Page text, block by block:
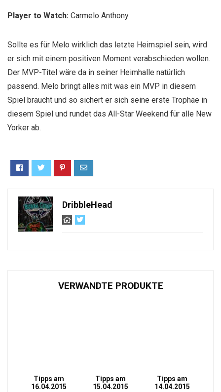
Player to Watch: Carmelo Anthony
Sollte es für Melo wirklich das letzte Heimspiel sein, wird
er sich mit einem positiven Moment verabschieden wollen.
Der MVP-Titel wäre da in seiner Heimhalle natürlich
passend. Melo bringt alles mit was ein MVP in diesem
Spiel braucht und so sichert er sich seine erste Trophäe in
diesem Spiel und rundet das All-Star Weekend für alle New
Yorker ab.
DribbleHead
VERWANDTE PRODUKTE
Tipps am
16.04.2015
Tipps am
15.04.2015
Tipps am
14.04.2015